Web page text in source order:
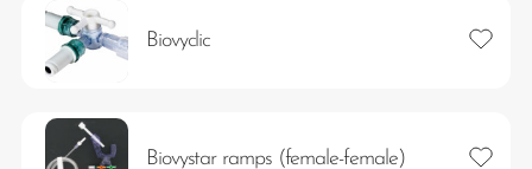
Biovyclic Lägg
Biovystar ramps (female-female) Lägg